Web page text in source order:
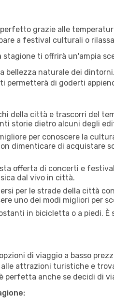
grazie alle
a festival culturali o
ti offrirà un'ampia
bellezza naturale dei
di goderti
della città e trascorri del
storie dietro alcuni degli
per conoscere la
dimenticare di acquistare
offerta di concerti e
dal vivo in città.
per le strade della città
uno dei modi migliori per
in bicicletta o a piedi.
di viaggio a basso
attrazioni turistiche e
perfetta anche se decidi di